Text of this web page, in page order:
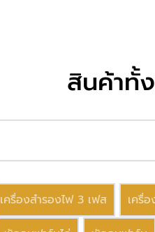
สินค้าทั้
เครื่องสำรองไฟ 3 เฟส เครื่